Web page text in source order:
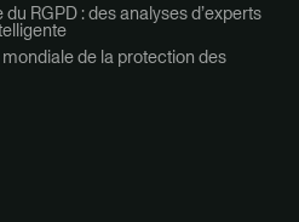
RGPD : des analyses d’experts
de la protection des